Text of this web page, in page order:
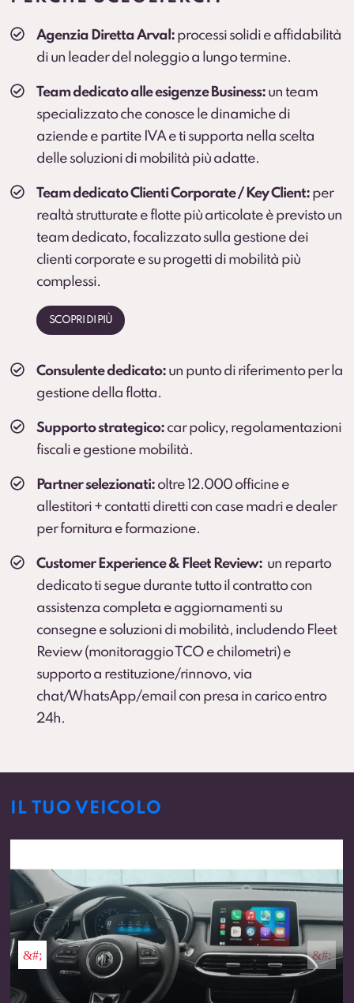
Soluzione consigliata per ruoli critici, agenti e flotte
operative (secondo condizioni).
Agenzia Diretta Arval: processi solidi e affidabilità
di un leader del noleggio a lungo termine.
Team dedicato alle esigenze Business: un team
specializzato che conosce le dinamiche di
aziende e partite IVA e ti supporta nella scelta
delle soluzioni di mobilità più adatte.
Team dedicato Clienti Corporate / Key Client: per
realtà strutturate e flotte più articolate è previsto un
team dedicato, focalizzato sulla gestione dei
clienti corporate e su progetti di mobilità più
complessi.
SCOPRI DI PIÙ
Consulente dedicato: un punto di riferimento per la
gestione della flotta.
Supporto strategico: car policy, regolamentazioni
fiscali e gestione mobilità.
Partner selezionati: oltre 12.000 officine e
allestitori + contatti diretti con case madri e dealer
per fornitura e formazione.
Customer Experience & Fleet Review: un reparto
dedicato ti segue durante tutto il contratto con
assistenza completa e aggiornamenti su
consegne e soluzioni di mobilità, includendo Fleet
Review (monitoraggio TCO e chilometri) e
supporto a restituzione/rinnovo, via
chat/WhatsApp/email con presa in carico entro
24h.
IL TUO VEICOLO